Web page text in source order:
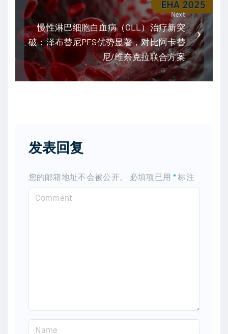
Next
慢性淋巴细胞白血病（CLL）治疗新突
破：泽布替尼PFS优势显著，对比阿卡替
尼/维奈克拉联合方案
发表回复
您的邮箱地址不会被公开。 必填项已用 *标注